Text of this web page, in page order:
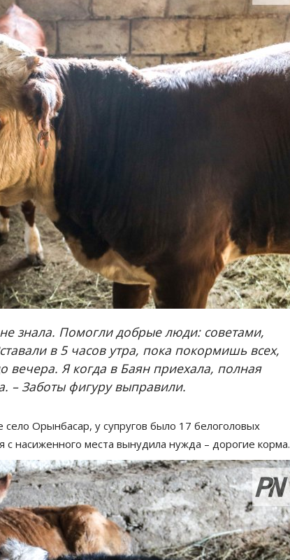
знала. Помогли добрые люди: советами,
в 5 часов утра, пока покормишь всех,
вечера. Я когда в Баян приехала, полная
– Заботы фигуру выправили.
Орынбасар, у супругов было 17 белоголовых
с насиженного места вынудила нужда – дорогие корма.